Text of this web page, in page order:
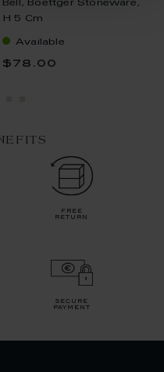
Bell, Boettger Stoneware,
H 5 Cm
Available
$78.00
free
return
secure
payment